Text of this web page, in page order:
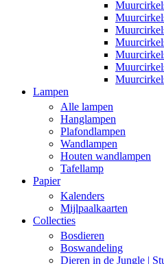
Lampen
Alle lampen
Hanglampen
Plafondlampen
Wandlampen
Houten wandlampen
Tafellamp
Papier
Kalenders
Mijlpaalkaarten
Collecties
Bosdieren
Boswandeling
Dieren in de Jungle |